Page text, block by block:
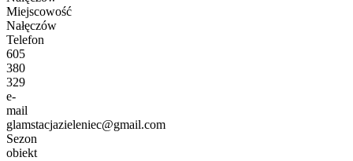
Miejscowość
Nałęczów
Telefon
605
380
329
e-
mail
glamstacjazieleniec@gmail.com
Sezon
obiekt